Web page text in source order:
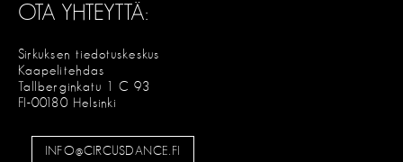
OTA YHTEYTTÄ:
Sirkuksen tiedotuskeskus
Kaapelitehdas
Tallberginkatu 1 C 93
FI-00180 Helsinki
INFO@CIRCUSDANCE.FI